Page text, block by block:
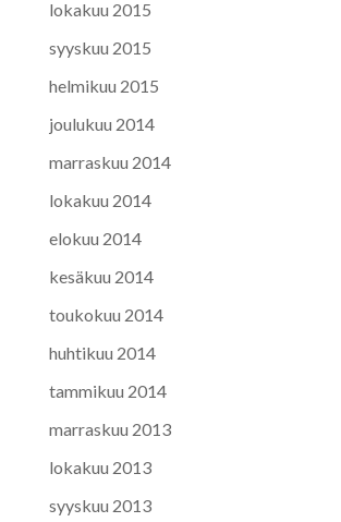
lokakuu 2015
syyskuu 2015
helmikuu 2015
joulukuu 2014
marraskuu 2014
lokakuu 2014
elokuu 2014
kesäkuu 2014
toukokuu 2014
huhtikuu 2014
tammikuu 2014
marraskuu 2013
lokakuu 2013
syyskuu 2013